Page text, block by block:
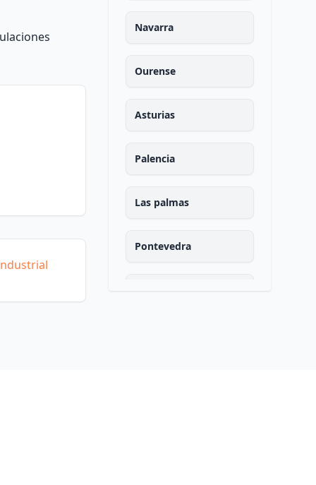
Navarra
Ourense
Asturias
Palencia
Las palmas
Pontevedra